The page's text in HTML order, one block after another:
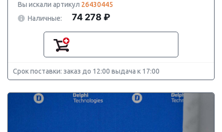
Вы искали артикул 26430445
Наличные:
74 278 ₽
Срок поставки: заказ до 12:00 выдача к 17:00